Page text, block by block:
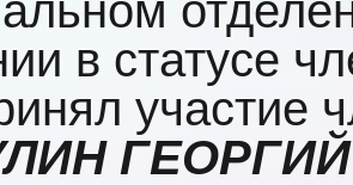
в статусе
участие